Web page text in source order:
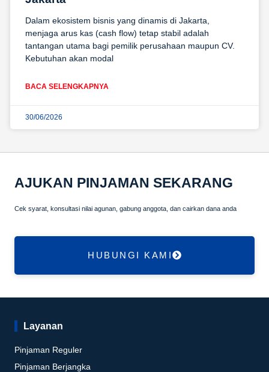
Dalam ekosistem bisnis yang dinamis di Jakarta,
menjaga arus kas (cash flow) tetap stabil adalah
tantangan utama bagi pemilik perusahaan maupun CV.
Kebutuhan akan modal
BACA SELENGKAPNYA
30/06/2026
AJUKAN PINJAMAN SEKARANG
Cek syarat, konsultasi nilai agunan, gabung anggota, dan cairkan dana anda
HUBUNGI KAMI
Layanan
Pinjaman Reguler
Pinjaman Berjangka